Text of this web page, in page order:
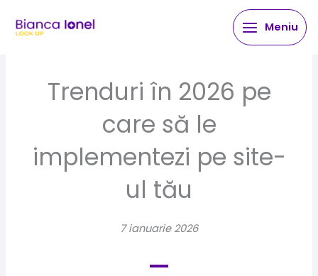
Meniu
Trenduri în 2026 pe
care să le
implementezi pe site-
ul tău
7 ianuarie 2026